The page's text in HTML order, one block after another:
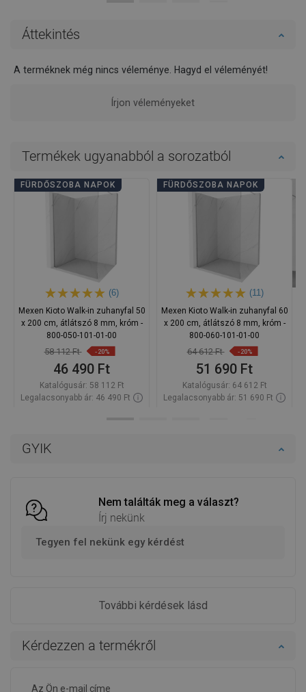
GYIK
Nem találták meg a választ?
Írj nekünk
Tegyen fel nekünk egy kérdést
További kérdések lásd
Áttekintés
A terméknek még nincs véleménye. Hagyd el véleményét!
Írjon véleményeket
Kérdezzen a termékről
Termékek ugyanabból a sorozatból
FÜRDŐSZOBA NAPOK
(6)
Mexen Kioto Walk-in zuhanyfal 50
x 200 cm, átlátszó 8 mm, króm -
800-050-101-01-00
58 112 Ft -20%
46 490 Ft
Katalógusár: 58 112 Ft
Legalacsonyabb ár: 46 490 Ft
FÜRDŐSZOBA NAPOK
(11)
Mexen Kioto Walk-in zuhanyfal 60
x 200 cm, átlátszó 8 mm, króm -
800-060-101-01-00
64 612 Ft -20%
51 690 Ft
Katalógusár: 64 612 Ft
Legalacsonyabb ár: 51 690 Ft